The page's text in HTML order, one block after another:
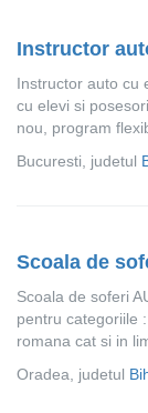
Instructor
Instructor auto cu
cu elevi si
nou, program
Bucuresti, judetul
Scoala de
Scoala de soferi
pentru categoriile
romana cat si in
Oradea, judetul